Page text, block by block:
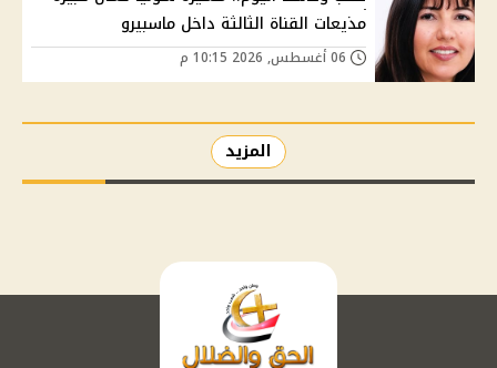
مذيعات القناة الثالثة داخل ماسبيرو
المزيد